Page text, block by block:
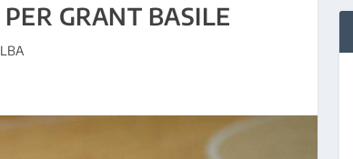
GRANT BASILE
LBA